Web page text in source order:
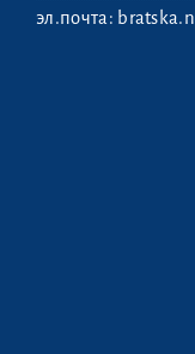
эл.почта: